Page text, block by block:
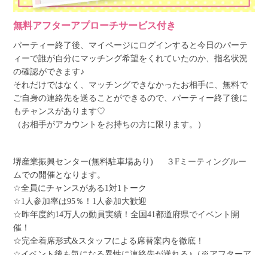
無料アフターアプローチサービス付き
パーティー終了後、マイページにログインすると今日のパーテ
ィーで誰が自分にマッチング希望をくれていたのか、指名状況
の確認ができます♪
それだけではなく、マッチングできなかったお相手に、無料で
ご自身の連絡先を送ることができるので、パーティー終了後に
もチャンスがあります♡
（お相手がアカウントをお持ちの方に限ります。）
堺産業振興センター(無料駐車場あり) ３Fミーティングルー
ムでの開催となります。
☆全員にチャンスがある1対1トーク
☆1人参加率は95％！1人参加大歓迎
☆昨年度約14万人の動員実績！全国41都道府県でイベント開
催！
☆完全着席形式&スタッフによる席替案内を徹底！